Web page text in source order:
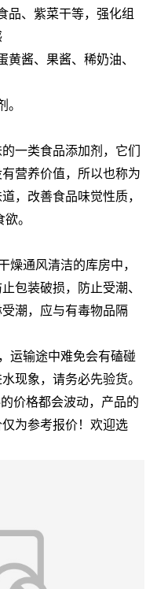
品、紫菜干等，强化组
黄酱、果酱、稀奶油、
。
一类食品添加剂，它们
营养价值，所以也称为
，改善食品味觉性质，
。
燥通风清洁的库房中，
包装破损，防止受潮、
潮，应与有毒物品隔
运输途中难免会有磕碰
现象，请务必先验货。
价格都会波动，产品的
为参考报价！欢迎选